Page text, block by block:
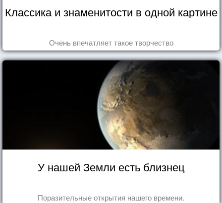
Классика и знаменитости в одной картине
Очень впечатляет такое творчество
У нашей Земли есть близнец
Поразительные открытия нашего времени.